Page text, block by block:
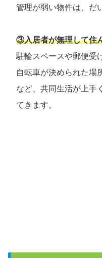
管理が弱い物件は、だ
③入居者が無理して住
駐輪スペースや郵便受
自転車が決められた場
など、共同生活が上手
てきます。